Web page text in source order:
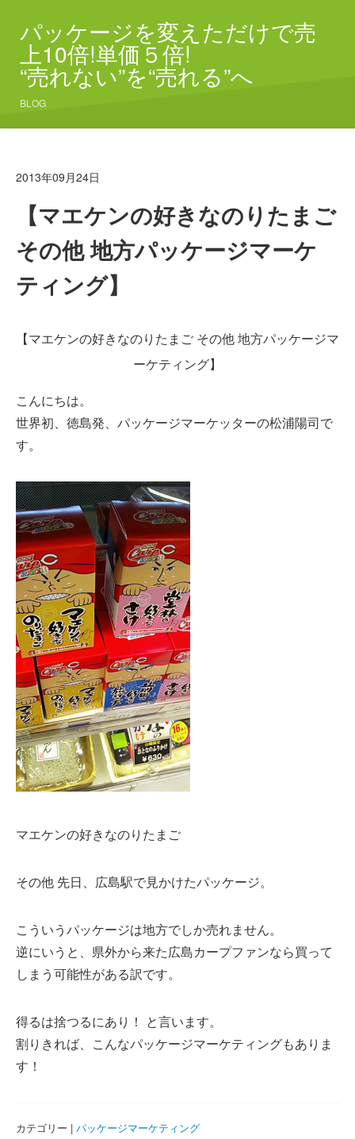
パッケージを変えただけで売
上10倍!単価５倍!
“売れない”を“売れる”へ
BLOG
2013年09月24日
【マエケンの好きなのりたまご
その他 地方パッケージマーケ
ティング】
【マエケンの好きなのりたまご その他 地方パッケージマ
ーケティング】
こんにちは。
世界初、徳島発、パッケージマーケッターの松浦陽司で
す。
マエケンの好きなのりたまご
その他 先日、広島駅で見かけたパッケージ。
こういうパッケージは地方でしか売れません。
逆にいうと、県外から来た広島カープファンなら買って
しまう可能性がある訳です。
得るは捨つるにあり！ と言います。
割りきれば、こんなパッケージマーケティングもありま
す！
カテゴリー | パッケージマーケティング